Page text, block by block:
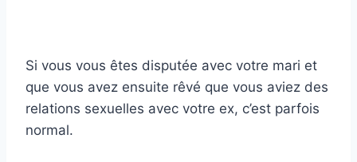
Si vous vous êtes disputée avec votre mari et
que vous avez ensuite rêvé que vous aviez des
relations sexuelles avec votre ex, c’est parfois
normal.